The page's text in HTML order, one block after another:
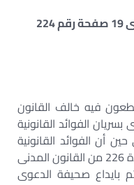
فيه خالف القانون
الفوائد القانونية
أن الفوائد القانونية
يبدأ سريانها طبقا لما تقضى به المادة 226 من القانون المدنى
بايداع صحيفة الدعوى